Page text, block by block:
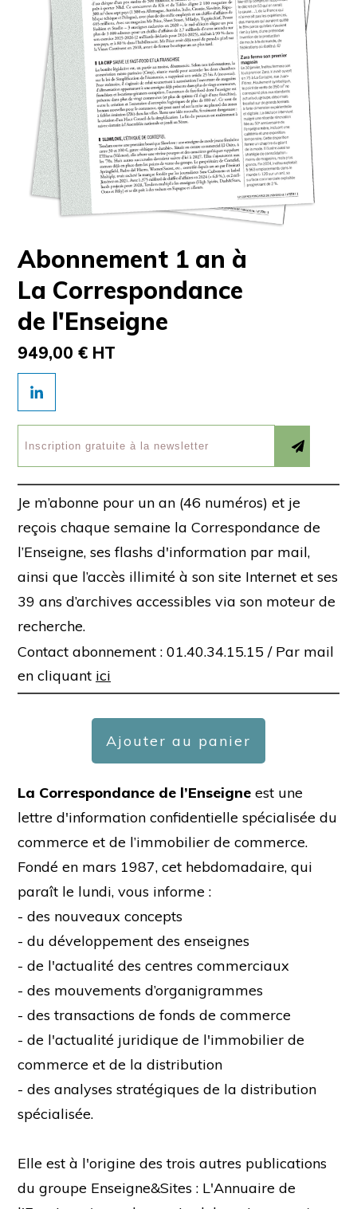
Abonnement 1 an à
La Correspondance
de l'Enseigne
949,00 € HT
Je m’abonne pour un an (46 numéros) et je
reçois chaque semaine la Correspondance de
l’Enseigne, ses flashs d'information par mail,
ainsi que l’accès illimité à son site Internet et ses
39 ans d’archives accessibles via son moteur de
recherche.
Contact abonnement : 01.40.34.15.15 / Par mail
en cliquant ici
Ajouter au panier
La Correspondance de l’Enseigne est une
lettre d'information confidentielle spécialisée du
commerce et de l’immobilier de commerce.
Fondé en mars 1987, cet hebdomadaire, qui
paraît le lundi, vous informe :
- des nouveaux concepts
- du développement des enseignes
- de l'actualité des centres commerciaux
- des mouvements d’organigrammes
- des transactions de fonds de commerce
- de l'actualité juridique de l'immobilier de
commerce et de la distribution
- des analyses stratégiques de la distribution
spécialisée.
Elle est à l'origine des trois autres publications
du groupe Enseigne&Sites : L'Annuaire de